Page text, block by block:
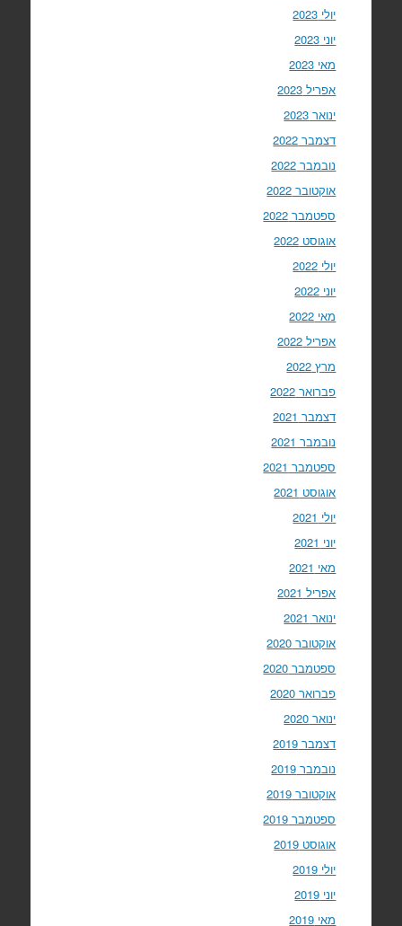
יולי 2023
יוני 2023
מאי 2023
אפריל 2023
ינואר 2023
דצמבר 2022
נובמבר 2022
אוקטובר 2022
ספטמבר 2022
אוגוסט 2022
יולי 2022
יוני 2022
מאי 2022
אפריל 2022
מרץ 2022
פברואר 2022
דצמבר 2021
נובמבר 2021
ספטמבר 2021
אוגוסט 2021
יולי 2021
יוני 2021
מאי 2021
אפריל 2021
ינואר 2021
אוקטובר 2020
ספטמבר 2020
פברואר 2020
ינואר 2020
דצמבר 2019
נובמבר 2019
אוקטובר 2019
ספטמבר 2019
אוגוסט 2019
יולי 2019
יוני 2019
מאי 2019